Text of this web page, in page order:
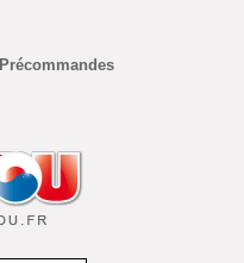
Précommandes